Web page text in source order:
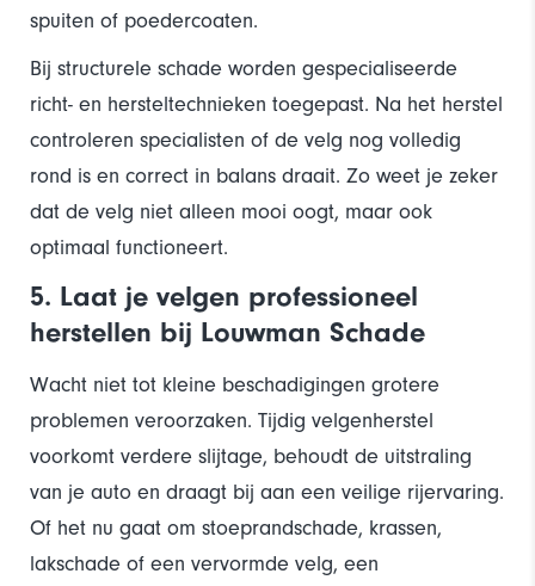
spuiten of poedercoaten.
Bij structurele schade worden gespecialiseerde
richt- en hersteltechnieken toegepast. Na het herstel
controleren specialisten of de velg nog volledig
rond is en correct in balans draait. Zo weet je zeker
dat de velg niet alleen mooi oogt, maar ook
optimaal functioneert.
5. Laat je velgen professioneel
herstellen bij Louwman Schade
Wacht niet tot kleine beschadigingen grotere
problemen veroorzaken. Tijdig velgenherstel
voorkomt verdere slijtage, behoudt de uitstraling
van je auto en draagt bij aan een veilige rijervaring.
Of het nu gaat om stoeprandschade, krassen,
lakschade of een vervormde velg, een